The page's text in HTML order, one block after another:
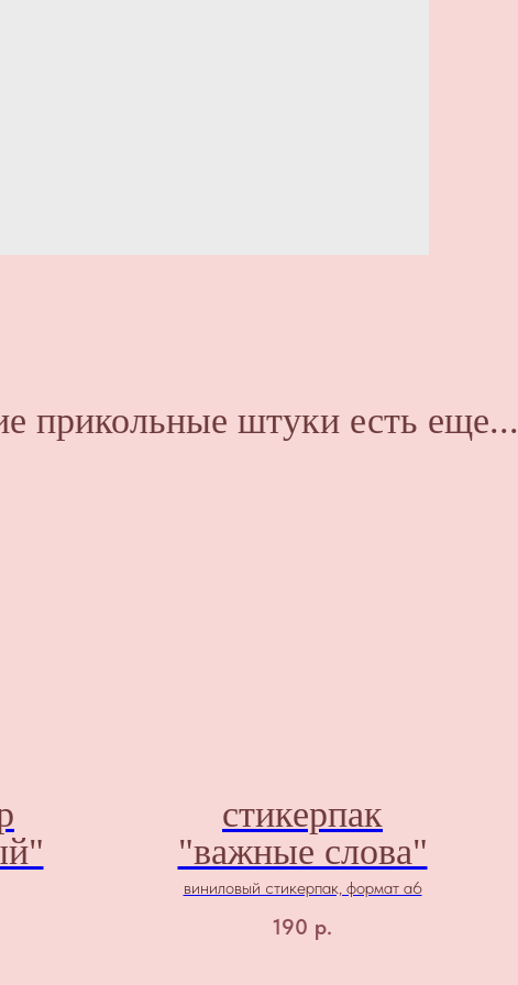
прикольные штуки есть еще...
стикерпак
"важные слова"
виниловый стикерпак, формат а6
190 р.